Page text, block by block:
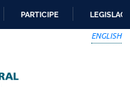
PARTICIPE
ENGLISH